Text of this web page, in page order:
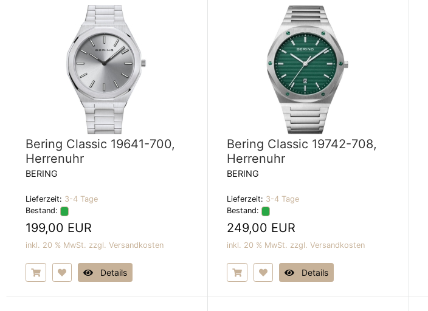
Bering Classic 19641-700,
Herrenuhr
BERING
Lieferzeit: 3-4 Tage
Bestand:
199,00 EUR
inkl. 20 % MwSt. zzgl. Versandkosten
Details
Bering Classic 19742-708,
Herrenuhr
BERING
Lieferzeit: 3-4 Tage
Bestand:
249,00 EUR
inkl. 20 % MwSt. zzgl. Versandkosten
Details